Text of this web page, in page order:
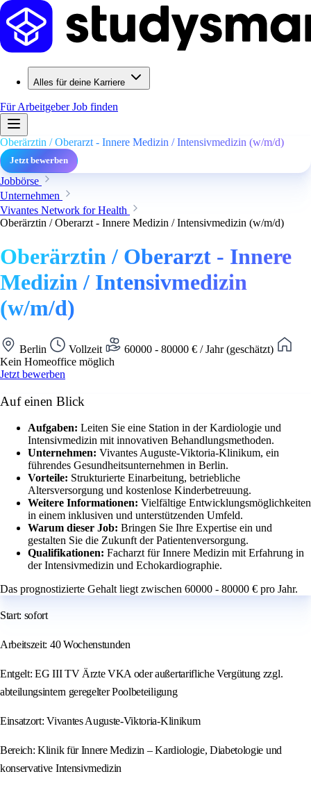
Alles für deine Karriere
Für ArbeitgeberJob finden
Oberärztin / Oberarzt - Innere Medizin / Intensivmedizin (w/m/d)
Jetzt bewerben
Jobbörse
Unternehmen
Vivantes Network for Health
Oberärztin / Oberarzt - Innere Medizin / Intensivmedizin (w/m/d)
Oberärztin / Oberarzt - Innere
Medizin / Intensivmedizin
(w/m/d)
Berlin Vollzeit
60000 - 80000 € / Jahr (geschätzt)
Kein Homeoffice möglich
Jetzt bewerben
Auf einen Blick
Aufgaben: Leiten Sie eine Station in der Kardiologie und
Intensivmedizin mit innovativen Behandlungsmethoden.
Unternehmen: Vivantes Auguste-Viktoria-Klinikum, ein
führendes Gesundheitsunternehmen in Berlin.
Vorteile: Strukturierte Einarbeitung, betriebliche
Altersversorgung und kostenlose Kinderbetreuung.
Weitere Informationen: Vielfältige Entwicklungsmöglichkeiten
in einem inklusiven und unterstützenden Umfeld.
Warum dieser Job: Bringen Sie Ihre Expertise ein und
gestalten Sie die Zukunft der Patientenversorgung.
Qualifikationen: Facharzt für Innere Medizin mit Erfahrung in
der Intensivmedizin und Echokardiographie.
Das prognostizierte Gehalt liegt zwischen 60000 - 80000 € pro Jahr.
Start: sofort
Arbeitszeit: 40 Wochenstunden
Entgelt: EG III TV Ärzte VKA oder außertarifliche Vergütung zzgl.
abteilungsintern geregelter Poolbeteiligung
Einsatzort: Vivantes Auguste-Viktoria-Klinikum
Bereich: Klinik für Innere Medizin – Kardiologie, Diabetologie und
konservative Intensivmedizin